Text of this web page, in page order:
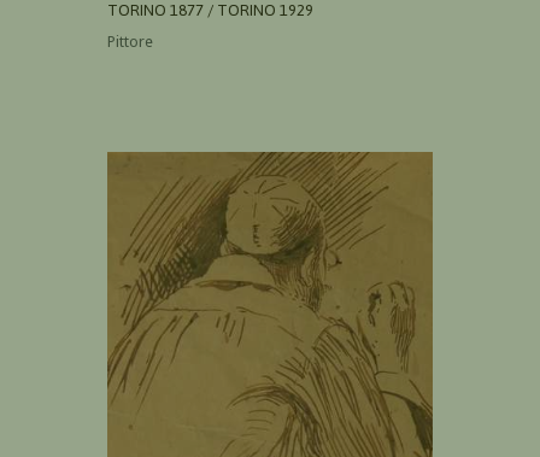
TORINO 1877 / TORINO 1929
Pittore